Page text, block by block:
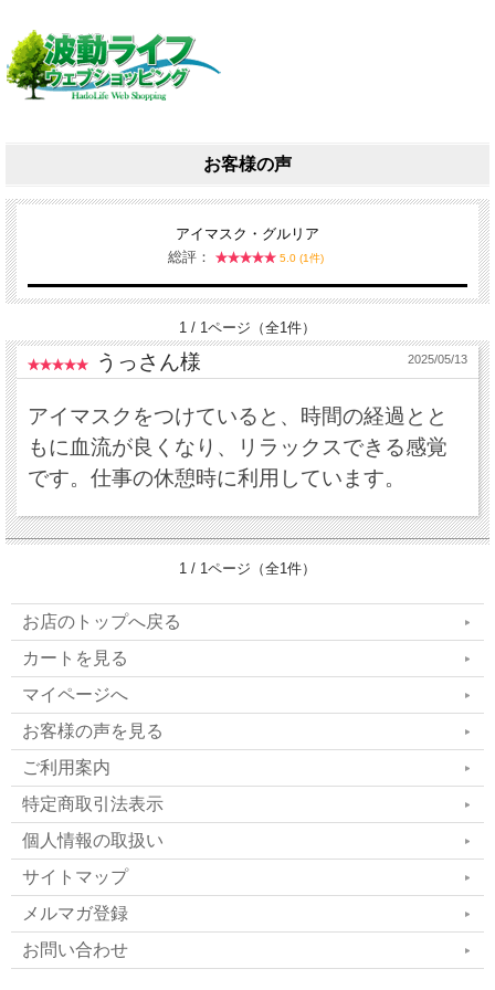
お客様の声
アイマスク・グルリア
総評：
5.0 (1件)
1 / 1ページ（全1件）
うっさん様 2025/05/13
アイマスクをつけていると、時間の経過とと
もに血流が良くなり、リラックスできる感覚
です。仕事の休憩時に利用しています。
1 / 1ページ（全1件）
お店のトップへ戻る
カートを見る
マイページへ
お客様の声を見る
ご利用案内
特定商取引法表示
個人情報の取扱い
サイトマップ
メルマガ登録
お問い合わせ